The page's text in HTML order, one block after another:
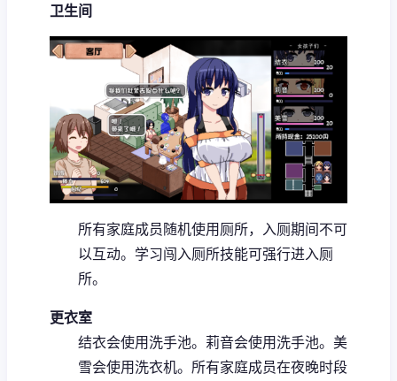
卫生间
所有家庭成员随机使用厕所，入厕期间不可
以互动。 学习闯入厕所技能可强行进入厕
所。
更衣室
结衣会使用洗手池。 莉音会使用洗手池。 美
雪会使用洗衣机。 所有家庭成员在夜晚时段